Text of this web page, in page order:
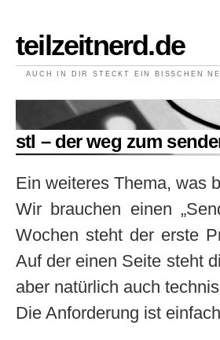
teilzeitnerd.de
AUCH IN DIR STECKT EIN BISSCHEN
stl – der weg zum
Ein weiteres Thema, was
Wir brauchen einen
Wochen steht der erste
Auf der einen Seite steht
aber natürlich auch
Die Anforderung ist